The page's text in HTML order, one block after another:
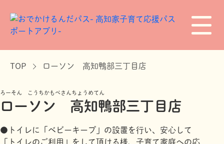
TOP ローソン 高知鴨部三丁目店
ろーそん こうちかもべさんちょうめてん
ローソン 高知鴨部三丁目店
●トイレに「ベビーキープ」の設置を行い、安心して
「トイレのご利用」をして頂ける様、子育て家庭への応